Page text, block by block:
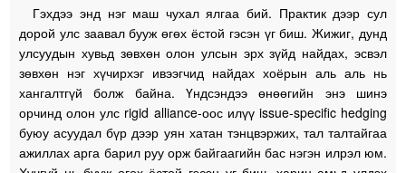
Гэхдээ энд нэг маш чухал ялгаа бий. Практик дээр сул
дорой улс заавал бууж өгөх ёстой гэсэн үг биш. Жижиг, дунд
улсуудын хувьд зөвхөн олон улсын эрх зүйд найдах, эсвэл
зөвхөн нэг хүчирхэг ивээгчид найдах хоёрын аль аль нь
хангалтгүй болж байна. Үндсэндээ өнөөгийн энэ шинэ
орчинд олон улс rigid alliance-оос илүү issue-specific hedging
буюу асуудал бүр дээр уян хатан тэнцвэржих, тал талтайгаа
ажиллах арга барил руу орж байгаагийн бас нэгэн илрэл юм.